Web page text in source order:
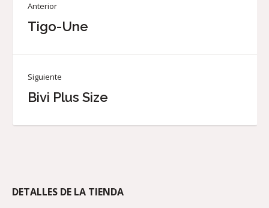
Anterior
Tigo-Une
Siguiente
Bivi Plus Size
DETALLES DE LA TIENDA